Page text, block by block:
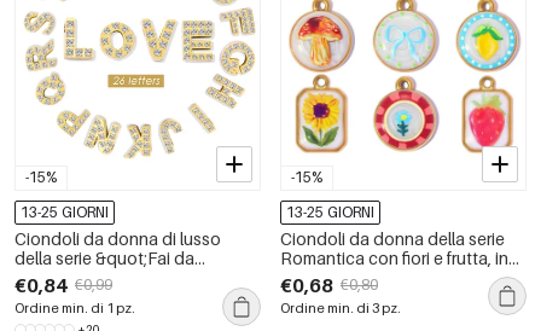
-15%
13-25 GIORNI
Ciondoli da donna di lusso
della serie &quot;Fai da
te&quot; con lettere, in acciaio
inossidabile, impermeabili, color
oro e con zirconi.
€0,84 €0,99
Ordine min. di 1 pz.
-15%
13-25 GIORNI
Ciondoli da donna della serie
Romantica con fiori e frutta, in
acciaio inossidabile
impermeabile color oro.
€0,68 €0,80
Ordine min. di 3 pz.